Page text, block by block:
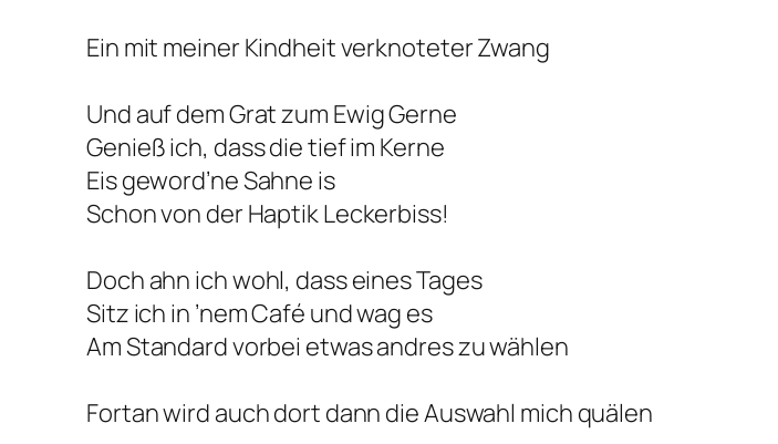
Ein mit meiner Kindheit verknoteter Zwang
Und auf dem Grat zum Ewig Gerne
Genieß ich, dass die tief im Kerne
Eis geword’ne Sahne is
Schon von der Haptik Leckerbiss!
Doch ahn ich wohl, dass eines Tages
Sitz ich in ’nem Café und wag es
Am Standard vorbei etwas andres zu wählen
Fortan wird auch dort dann die Auswahl mich quälen